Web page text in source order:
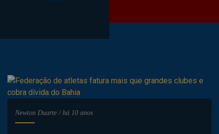
Newton Duarte / há 10 anos